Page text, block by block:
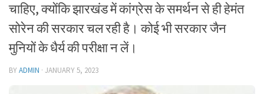
चाहिए, क्योंकि झारखंड में कांग्रेस के समर्थन से ही हेमंत
सोरेन की सरकार चल रही है। कोई भी सरकार जैन
मुनियों के धैर्य की परीक्षा न लें।
BYADMIN · JANUARY 5, 2023